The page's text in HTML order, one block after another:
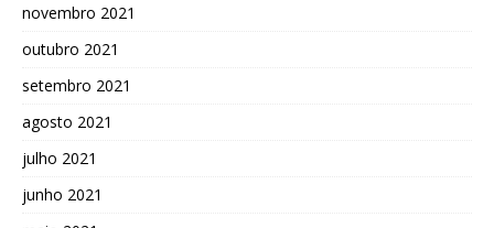
novembro 2021
outubro 2021
setembro 2021
agosto 2021
julho 2021
junho 2021